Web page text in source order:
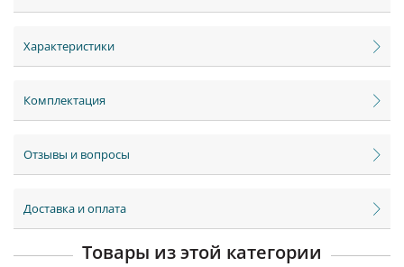
Характеристики
Комплектация
Отзывы и вопросы
Доставка и оплата
Товары из этой категории